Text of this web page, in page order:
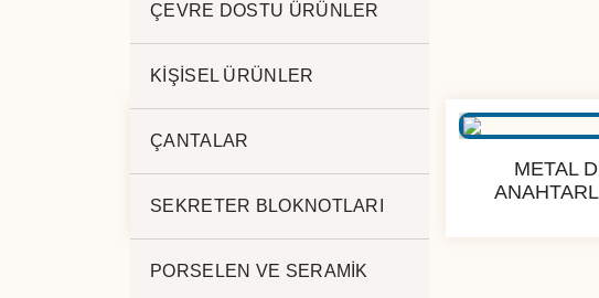
ÇEVRE DOSTU ÜRÜNLER
KİŞİSEL ÜRÜNLER
ÇANTALAR
SEKRETER BLOKNOTLARI
PORSELEN VE SERAMİK
METAL ANAHTARLIK –
METAL